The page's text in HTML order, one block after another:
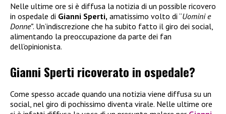
Nelle ultime ore si è diffusa la notizia di un possible ricovero
in ospedale di Gianni Sperti, amatissimo volto di “Uomini e
Donne”. Un’indiscrezione che ha subito fatto il giro dei social,
alimentando la preoccupazione da parte dei fan
dell’opinionista.
Gianni Sperti ricoverato in ospedale?
Come spesso accade quando una notizia viene diffusa su un
social, nel giro di pochissimo diventa virale. Nelle ultime ore